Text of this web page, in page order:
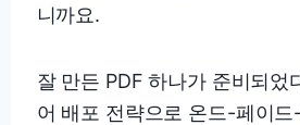
니까요.
잘 만든 PDF 하나가 준비되었
어 배포 전략으로 온드-페이